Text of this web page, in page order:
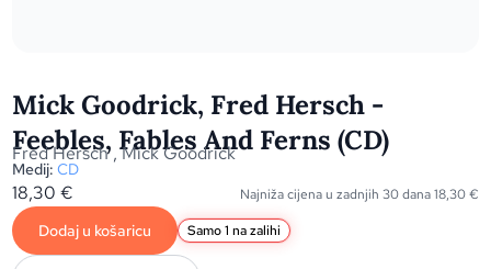
Mick Goodrick, Fred Hersch -
Feebles, Fables And Ferns (CD)
Fred Hersch,Mick Goodrick
Medij: CD
18,30€ Najniža cijena u zadnjih 30 dana18,30€
Dodaj u košaricu Samo 1 na zalihi